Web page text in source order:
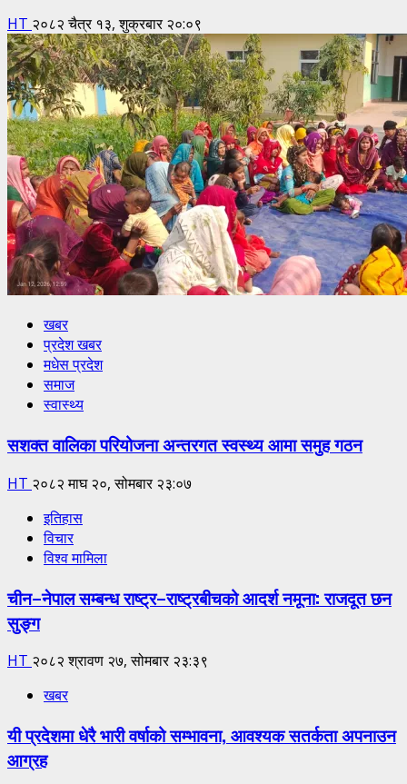
HT २०८२ चैत्र १३, शुक्रबार २०:०९
खबर
प्रदेश खबर
मधेस प्रदेश
समाज
स्वास्थ्य
सशक्त वालिका परियोजना अन्तरगत स्वस्थ्य आमा समुह गठन
HT २०८२ माघ २०, सोमबार २३:०७
इतिहास
विचार
विश्व मामिला
चीन–नेपाल सम्बन्ध राष्ट्र–राष्ट्रबीचको आदर्श नमूना: राजदूत छन
सुङ्ग
HT २०८२ श्रावण २७, सोमबार २३:३९
खबर
यी प्रदेशमा धेरै भारी वर्षाको सम्भावना, आवश्यक सतर्कता अपनाउन
आग्रह